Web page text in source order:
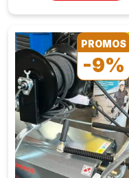
PROMOS
-9%